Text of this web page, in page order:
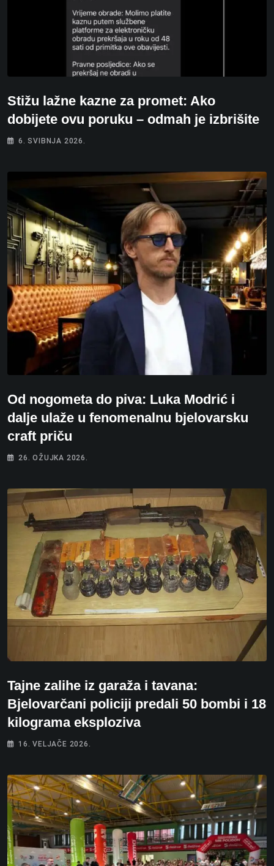
Stižu lažne kazne za promet: Ako
dobijete ovu poruku – odmah je izbrišite
6. SVIBNJA 2026.
Od nogometa do piva: Luka Modrić i
dalje ulaže u fenomenalnu bjelovarsku
craft priču
26. OŽUJKA 2026.
Tajne zalihe iz garaža i tavana:
Bjelovarčani policiji predali 50 bombi i 18
kilograma eksploziva
16. VELJAČE 2026.